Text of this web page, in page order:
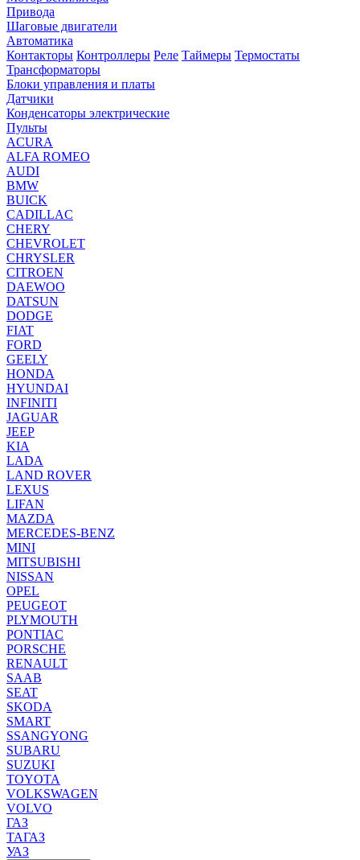
Привода
Шаговые двигатели
Автоматика
Контакторы Контроллеры Реле Таймеры Термостаты
Трансформаторы
Блоки управления и платы
Датчики
Конденсаторы электрические
Пульты
ACURA
ALFA ROMEO
AUDI
BMW
BUICK
CADILLAC
CHERY
CHEVROLET
CHRYSLER
CITROEN
DAEWOO
DATSUN
DODGE
FIAT
FORD
GEELY
HONDA
HYUNDAI
INFINITI
JAGUAR
JEEP
KIA
LADA
LAND ROVER
LEXUS
LIFAN
MAZDA
MERCEDES-BENZ
MINI
MITSUBISHI
NISSAN
OPEL
PEUGEOT
PLYMOUTH
PONTIAC
PORSCHE
RENAULT
SAAB
SEAT
SKODA
SMART
SSANGYONG
SUBARU
SUZUKI
TOYOTA
VOLKSWAGEN
VOLVO
ГАЗ
ТАГАЗ
УАЗ